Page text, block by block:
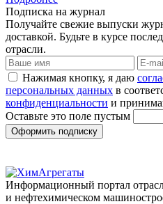
Подписка на журнал
Получайте свежие выпуски
доставкой. Будьте в курсе
отрасли.
Нажимая кнопку, я даю
персональных данных в
конфиденциальности и
Оставьте это поле пустым
Оформить подписку
Информационный портал
и нефтехимическом